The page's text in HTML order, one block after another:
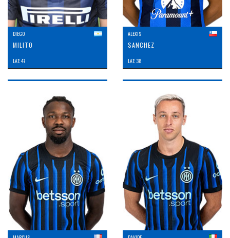
DIEGO
MILITO
LAT: 47
ALEXIS
SANCHEZ
LAT: 38